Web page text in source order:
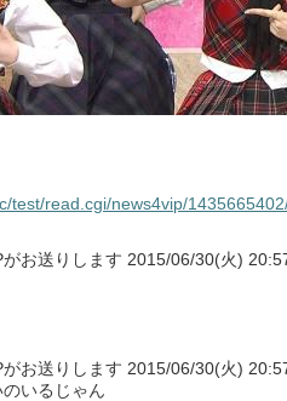
test/read.cgi/news4vip/
お送りします 2015/06/30(火)
お送りします 2015/06/30(火)
いるじゃん